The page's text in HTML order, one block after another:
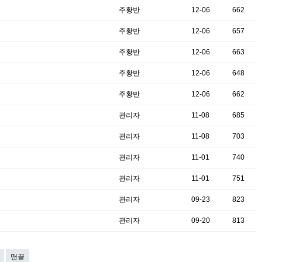
주황반 12-06 662
주황반 12-06 657
주황반 12-06 663
주황반 12-06 648
주황반 12-06 662
관리자 11-08 685
관리자 11-08 703
관리자 11-01 740
관리자 11-01 751
관리자 09-23 823
관리자 09-20 813
맨끝